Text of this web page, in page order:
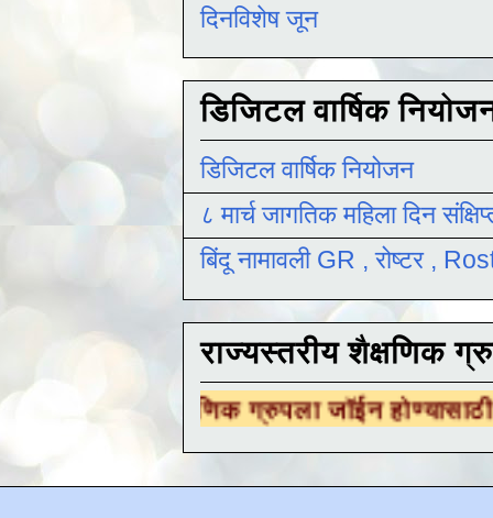
दिनविशेष जून
डिजिटल वार्षिक
डिजिटल वार्षिक नियोजन
८ मार्च जागतिक महिला दिन
बिंदू नामावली GR , रोष्टर ,
राज्यस्तरीय शैक्षणिक
शैक्षणिक ग्रुपला जॉईन होण्यासाठीयेथे क्लिक